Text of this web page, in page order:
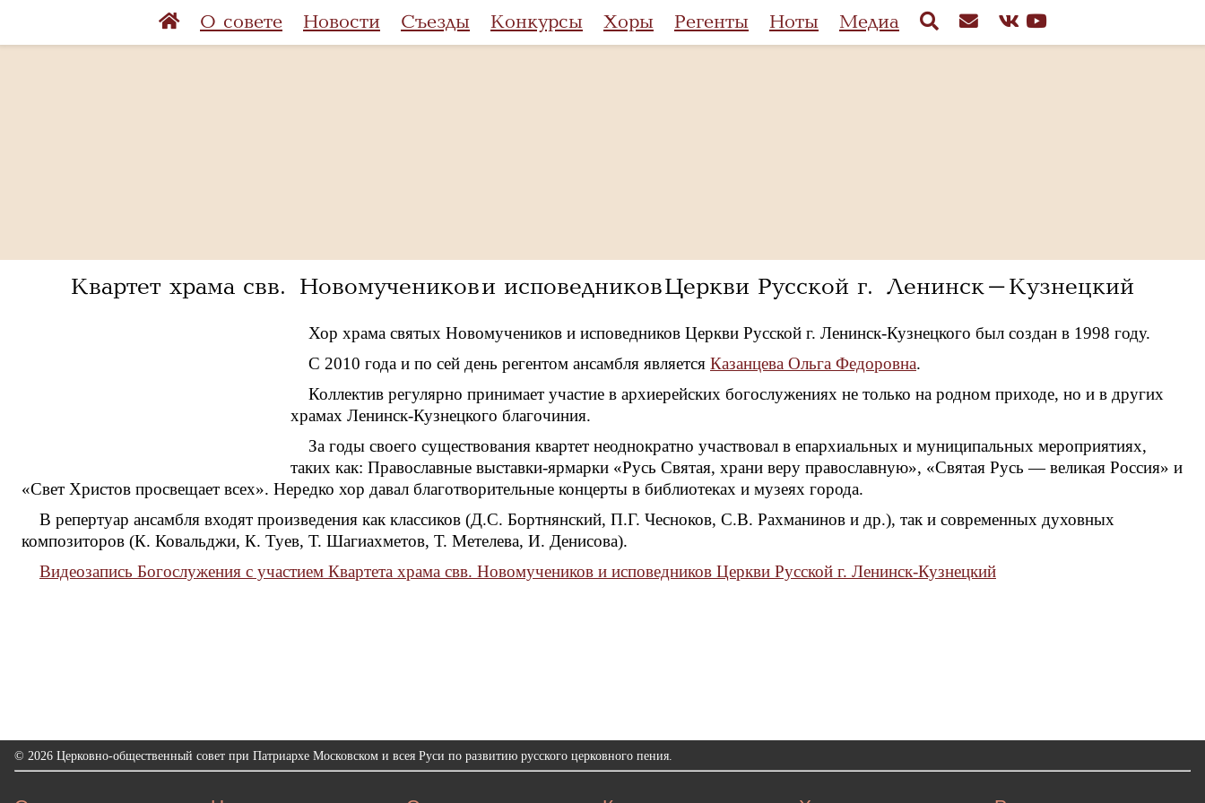
О совете Новости Съезды Конкурсы Хоры Регенты Ноты Медиа
Квартет храма свв. Новомучеников и исповедников Церкви Русской г. Ленинск-Кузнецкий
Хор храма святых Новомучеников и исповедников Церкви Русской г. Ленинск-Кузнецкого был создан в 1998 году.
С 2010 года и по сей день регентом ансамбля является Казанцева Ольга Федоровна.
Коллектив регулярно принимает участие в архиерейских богослужениях не только на родном приходе, но и в других
храмах Ленинск-Кузнецкого благочиния.
За годы своего существования квартет неоднократно участвовал в епархиальных и муниципальных мероприятиях,
таких как: Православные выставки-ярмарки «Русь Святая, храни веру православную», «Святая Русь — великая Россия» и
«Свет Христов просвещает всех». Нередко хор давал благотворительные концерты в библиотеках и музеях города.
В репертуар ансамбля входят произведения как классиков (Д.С. Бортнянский, П.Г. Чесноков, С.В. Рахманинов и др.), так и современных духовных
композиторов (К. Ковальджи, К. Туев, Т. Шагиахметов, Т. Метелева, И. Денисова).
Видеозапись Богослужения с участием Квартета храма свв. Новомучеников и исповедников Церкви Русской г. Ленинск-Кузнецкий
© 2026 Церковно-общественный совет при Патриархе Московском и всея Руси по развитию русского церковного пения.